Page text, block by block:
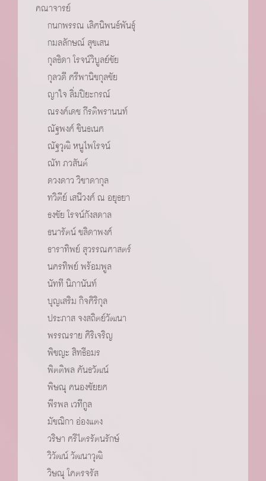
คณาจารย์
กนกพรรณ เลิศนิพนธ์พันธุ์
กมลลักษณ์ สุขเสน
กุลธิดา โรจน์วิบูลย์ชัย
กุลวดี ศรีพานิชกุลชัย
ญาใจ ลิ่มปิยะกรณ์
ณรงค์เดช กีรติพรานนท์
ณัฐพงศ์ ชินธเนศ
ณัฐวุฒิ หนูไพโรจน์
ณัท ภวสันต์
ดวงดาว วิชาดากุล
ทวิตีย์ เสนีวงศ์ ณ อยุธยา
ธงชัย โรจน์กังสดาล
ธนารัตน์ ชลิดาพงศ์
ธาราทิพย์ สุวรรณศาสตร์
นครทิพย์ พร้อมพูล
นัทที นิภานันท์
บุญเสริม กิจศิริกุล
ประภาส จงสถิตย์วัฒนา
พรรณราย ศิริเจริญ
พิชญะ สิทธีอมร
พิตติพล คันธวัฒน์
พิษณุ คนองชัยยศ
พีรพล เวทีกูล
มัชฌิกา อ่องแตง
วริษา ศรีไตรรัตนรักษ์
วิวัฒน์ วัฒนาวุฒิ
วิษณุ โคตรจรัส